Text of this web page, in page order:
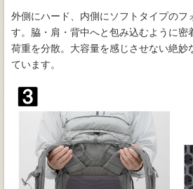
外側にハード、内側にソフトタイプのフ
す。脇・肩・背中へと包み込むように密
荷重を分散。大容量を感じさせない絶妙
ています。